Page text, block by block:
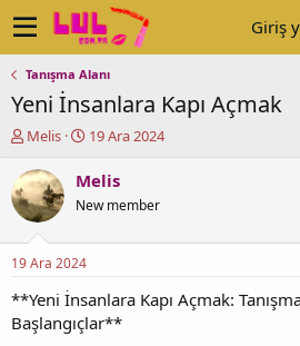
Giriş
Tanışma Alanı
Yeni İnsanlara Kapı Açmak
K
n
u
y
b
a
ş
a
Melis
B
ş
a
ç
a
19 Ara 2024
Melis
New member
19 Ara 2024
**Yeni İnsanlara Kapı Açmak:
Başlangıçlar**